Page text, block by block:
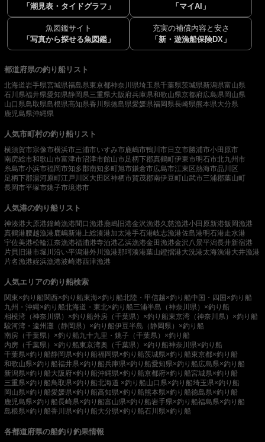
「潮見表・タイドグラフ」
「マイAI」
魚図鑑サイト
「写真から探せる魚図鑑」
充実の補償内容と安さ
「新・遊漁船保険DX」
都道府県の釣り船リスト
北海道岩手県宮城県福島県東京都神奈川県埼玉県千葉県茨城県新潟県富山県
石川県福井県愛知県静岡県三重県大阪府兵庫県和歌山県京都府広島県岡山県
山口県鳥取県島根県高知県香川県徳島県愛媛県福岡県長崎県熊本県大分県
鹿児島県沖縄県
人気市町村の釣り船リスト
横須賀市宗像市横浜市三浦市いすみ市鹿嶋市鴨川市日立市勝浦市小田原市
南房総市和歌山市富津市沼津市館山市足柄下郡真鶴町伊東市明石市北九州市
糸島市小浜市福岡市知多郡南知多町旭市鎌倉市広島市江東区熱海市品川区
足柄下郡湯河原町江戸川区大田区神栖市賀茂郡南伊豆町山武市三浦郡葉山町
長岡市平塚市銚子市境港市
人気港の釣り船リスト
神湊港大原港鐘崎漁港間口漁港 鹿嶋旧港金沢漁港久慈漁港小田原新港飯岡漁港
真鶴港腰越漁港 鹿嶋新港 上総湊港加太港手石港岐志漁港佐島港明石港走水港
宇佐美港松輪江奈漁港福浦港寺泊港乙浜漁港金田漁港金沢八景平潟長井新宿港
片貝旧港市堀川沿い平潟港外川漁港那珂湊港葉山鐙摺港大洗港太海漁港大井漁港
片名漁港姪浜漁港波崎港西津漁港
人気エリアの釣り船検索
関東×釣り船関西×釣り船東海×釣り船北陸・甲信越×釣り船中国・四国×釣り船
九州・沖縄×釣り船北海道・東北×釣り船三浦半島（神奈川県）×釣り船
相模湾（神奈川県）×釣り船外房（千葉県）×釣り船東京湾（神奈川県）×釣り船
駿河湾・遠州灘（静岡県）×釣り船伊豆半島（静岡県）×釣り船
南房（千葉県）×釣り船九十九里・銚子（千葉県）×釣り船
内房（千葉県）×釣り船東京湾奥（千葉県）×釣り船神奈川県×釣り船
千葉県×釣り船静岡県×釣り船福岡県×釣り船茨城県×釣り船東京都×釣り船
和歌山県×釣り船福井県×釣り船兵庫県×釣り船愛知県×釣り船広島県×釣り船
新潟県×釣り船大阪府×釣り船沖縄県×釣り船京都府×釣り船宮城県×釣り船
三重県×釣り船鳥取県×釣り船北海道 ×釣り船山口県×釣り船埼玉県×釣り船
岡山県×釣り船愛媛県×釣り船高知県×釣り船熊本県×釣り船徳島県×釣り船
鹿児島県×釣り船長崎県×釣り船富山県×釣り船岩手県×釣り船福島県×釣り船
島根県×釣り船香川県×釣り船大分県×釣り船石川県×釣り船
各都道府県の船釣り釣果情報